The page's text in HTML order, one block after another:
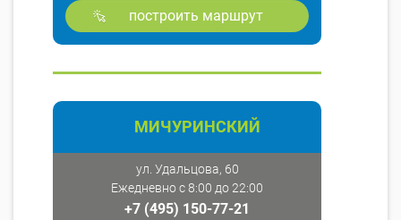
построить маршрут
МИЧУРИНСКИЙ
ул. Удальцова, 60
Ежедневно с 8:00 до 22:00
+7 (495) 150-77-21